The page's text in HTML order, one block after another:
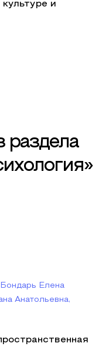
и
раздела
Елена
Анатольевна,